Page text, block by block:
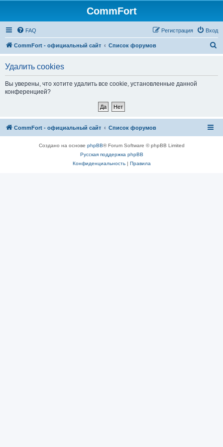
CommFort
FAQ Вход
Регистрация
CommFort - официальный сайт Список форумов
Удалить cookies
Вы уверены, что хотите удалить все cookie, установленные данной
конференцией?
CommFort - официальный сайт Список форумов
Создано на основе phpBB® Forum Software © phpBB Limited
Русская поддержка phpBB
Конфиденциальность| Правила